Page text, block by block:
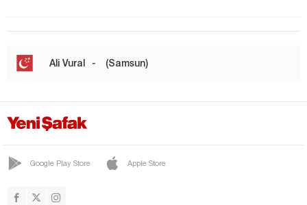
SALIPAZARI
TEKKEKÖY
TERME
VEZİRKÖPRÜ
YAKAKENT
Ali Vural - (Samsun)
Google Play Store Apple Store